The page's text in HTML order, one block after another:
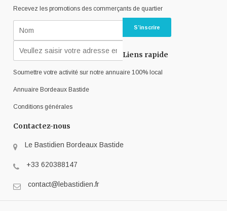
Recevez les promotions des commerçants de quartier
Liens rapide
Soumettre votre activité sur notre annuaire 100% local
Annuaire Bordeaux Bastide
Conditions générales
Contactez-nous
Le Bastidien Bordeaux Bastide
+33 620388147
contact@lebastidien.fr